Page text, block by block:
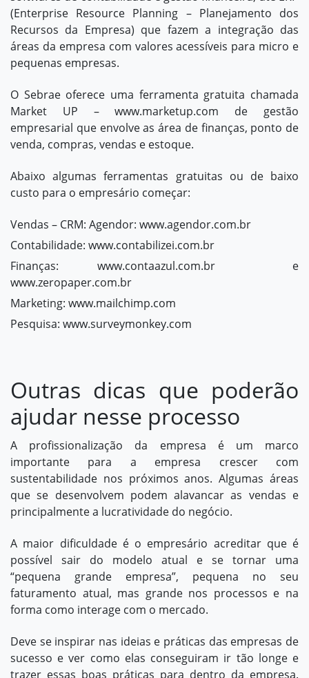
(Enterprise Resource Planning – Planejamento dos
Recursos da Empresa) que fazem a integração das
áreas da empresa com valores acessíveis para micro e
pequenas empresas.
O Sebrae oferece uma ferramenta gratuita chamada
Market UP –www.marketup.com de gestão
empresarial que envolve as área de finanças, ponto de
venda, compras, vendas e estoque.
Abaixo algumas ferramentas gratuitas ou de baixo
custo para o empresário começar:
Vendas – CRM: Agendor: www.agendor.com.br
Contabilidade: www.contabilizei.com.br
Finanças: www.contaazul.com.br e
www.zeropaper.com.br
Marketing: www.mailchimp.com
Pesquisa: www.surveymonkey.com
Outras dicas que poderão
ajudar nesse processo
A profissionalização da empresa é um marco
importante para a empresa crescer com
sustentabilidade nos próximos anos. Algumas áreas
que se desenvolvem podem alavancar as vendas e
principalmente a lucratividade do negócio.
A maior dificuldade é o empresário acreditar que é
possível sair do modelo atual e se tornar uma
“pequena grande empresa”, pequena no seu
faturamento atual, mas grande nos processos e na
forma como interage com o mercado.
Deve se inspirar nas ideias e práticas das empresas de
sucesso e ver como elas conseguiram ir tão longe e
trazer essas boas práticas para dentro da empresa.